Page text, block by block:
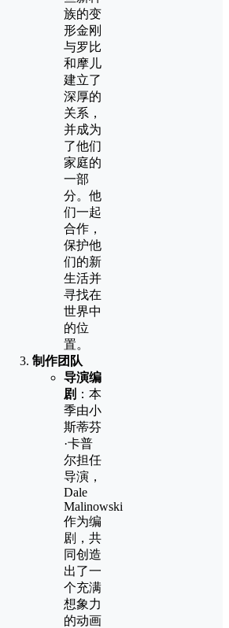
族的变
形金刚
与罗比
和摩儿
建立了
深厚的
关系，
并成为
了他们
家庭的
一部
分。他
们一起
合作，
保护他
们的新
生活并
寻找在
世界中
的位
置。
制作团队
导演编
剧 ：本
季由小
斯蒂芬
·卡普
尔担任
导演，
Dale
Malinowski
作为编
剧，共
同创造
出了一
个充满
想象力
的动画